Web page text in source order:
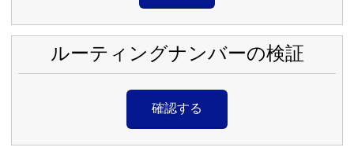
ルーティングナンバーの検証
確認する